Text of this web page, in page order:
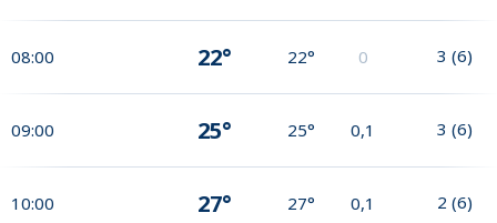
08:00 22° 22° 0 3 (6)
09:00 25° 25° 0,1 3 (6)
10:00 27° 27° 0,1 2 (6)